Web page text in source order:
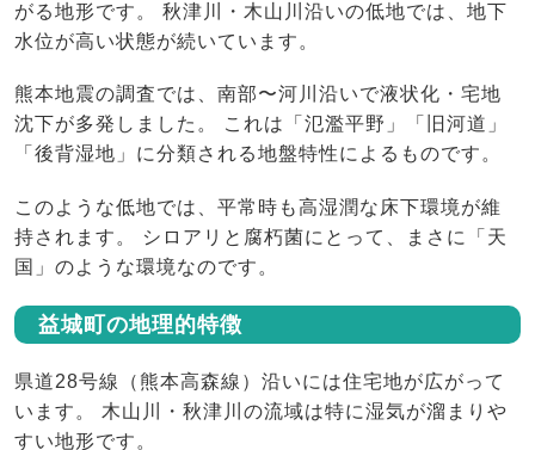
がる地形です。 秋津川・木山川沿いの低地では、地下
水位が高い状態が続いています。
熊本地震の調査では、南部〜河川沿いで液状化・宅地
沈下が多発しました。 これは「氾濫平野」「旧河道」
「後背湿地」に分類される地盤特性によるものです。
このような低地では、平常時も高湿潤な床下環境が維
持されます。 シロアリと腐朽菌にとって、まさに「天
国」のような環境なのです。
益城町の地理的特徴
県道28号線（熊本高森線）沿いには住宅地が広がって
います。 木山川・秋津川の流域は特に湿気が溜まりや
すい地形です。